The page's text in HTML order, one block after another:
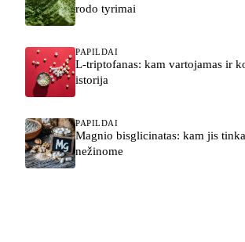
rodo tyrimai
PAPILDAI
L-triptofanas: kam vartojamas ir
istorija
PAPILDAI
Magnio bisglicinatas: kam jis
nežinome